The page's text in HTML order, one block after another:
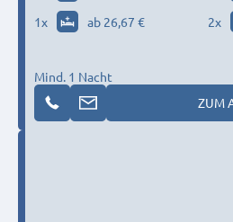
1x ab 26,67 € 2x
Mind. 1 Nacht
ZUM